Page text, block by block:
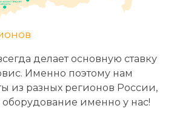
делает основную ставку
Именно поэтому нам
из разных регионов России,
оборудование именно у нас!